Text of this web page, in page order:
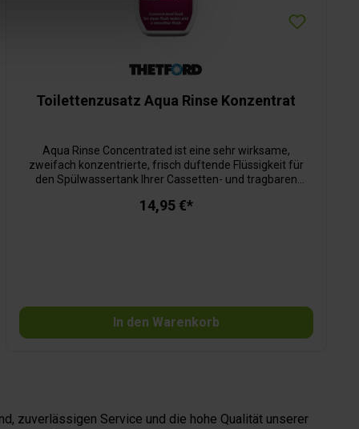
Toilettenzusatz Aqua Rinse Konzentrat
Aqua Rinse Concentrated ist eine sehr wirksame,
zweifach konzentrierte, frisch duftende Flüssigkeit für
den Spülwassertank Ihrer Cassetten- und tragbaren
für Klärtanks geeignet für Kunststoff und Keramik
14,95 €*
In den Warenkorb
zuverlässigen Service und die hohe Qualität unserer